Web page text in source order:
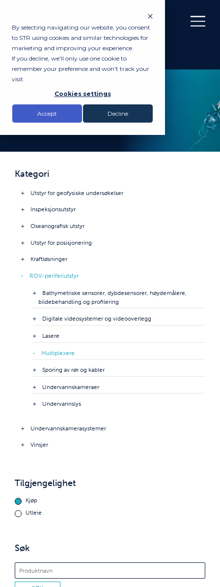
By selecting navigating our website, you consent
to STR using cookies and similar technologies for
marketing and improving your experience.
If you decline, we'll only use one cookie to
remember your preference and won't track your
visit.
Cookies settings
Accept Decline
PRODUKTER
Multiplexere
Kategori
Utstyr for geofysiske undersøkelser
Inspeksjonsutstyr
Oseanografisk utstyr
Utstyr for posisjonering
Kraftløsninger
ROV-periferiutstyr
Bathymetriske sensorer, dybdesensorer, høydemålere,
bildebehandling og profilering
Digitale videosystemer og videooverlegg
Lasere
Multiplexere
Sporing av rør og kabler
Undervannskameraer
Undervannslys
Undervannskamerasystemer
Vinsjer
Tilgjengelighet
Kjøp
Utleie
Søk